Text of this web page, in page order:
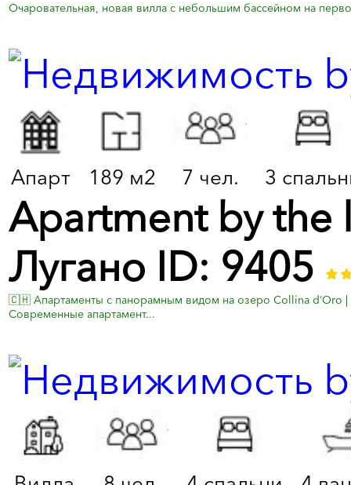
Очаровательная, новая вилла с небольшим бассейном на
Апарт 189 м2 7 чел. 3
Apartment by the
Лугано ID: 9405
🇨🇭 Апартаменты с панорамным видом на озеро Collina d’Oro |
Современные апартамент...